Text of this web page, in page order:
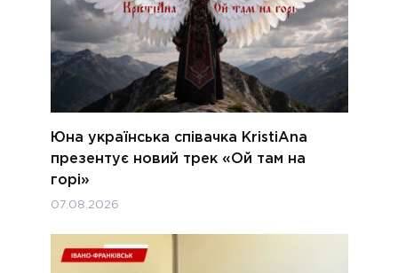
Юна українська співачка KristiAna
презентує новий трек «Ой там на
горі»
07.08.2026